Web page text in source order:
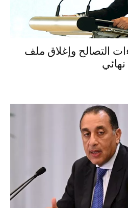
التصالح وإغلاق ملف